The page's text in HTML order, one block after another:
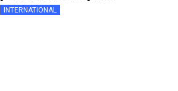
INTERNATIONAL